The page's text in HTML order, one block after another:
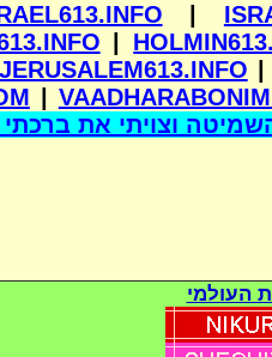
JERUSALEM613.INFO
וצויתי את
העולמי